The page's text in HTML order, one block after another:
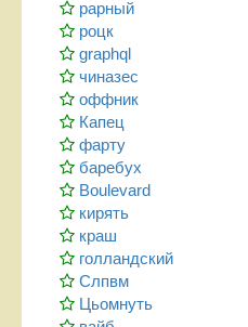
рарный
роцк
graphql
чиназес
оффник
Капец
фарту
баребух
Boulevard
кирять
краш
голландский
Слпвм
Цьомнуть